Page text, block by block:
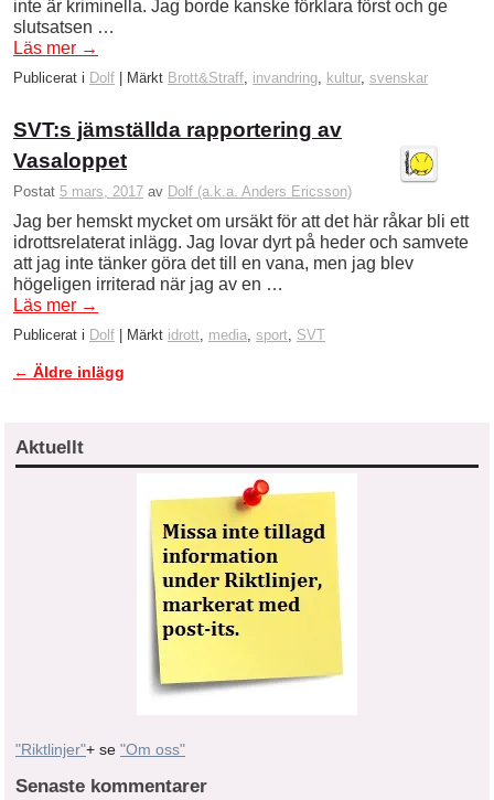
inte är kriminella. Jag borde kanske förklara först och ge
slutsatsen …
Läs mer →
Publicerat i Dolf Märkt Brott&Straff, invandring, kultur, svenskar
SVT:s jämställda rapportering av
Vasaloppet
Postat 5 mars, 2017 av Dolf (a.k.a. Anders Ericsson)
Jag ber hemskt mycket om ursäkt för att det här råkar bli ett
idrottsrelaterat inlägg. Jag lovar dyrt på heder och samvete
att jag inte tänker göra det till en vana, men jag blev
högeligen irriterad när jag av en …
Läs mer →
Publicerat i Dolf | Märkt idrott media sport SVT
Inläggsnavigering
← Äldre inlägg
Aktuellt
"Riktlinjer"+ se "Om oss"
Senaste kommentarer